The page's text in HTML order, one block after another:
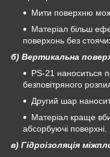
Мити поверхню
Матеріал більш
поверхонь без
б) Вертикальна
PS-21 наноситься
безповітряного
Другий шар
Матеріал краще
абсорбуючі поверхні.
в) Гідроізоляція